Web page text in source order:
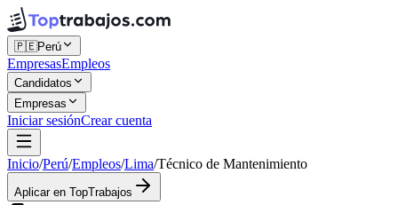
🇵🇪Perú
EmpresasEmpleos
Candidatos
Empresas
Iniciar sesiónCrear cuenta
Inicio/Perú/Empleos/Lima/Técnico de Mantenimiento
Aplicar en TopTrabajos